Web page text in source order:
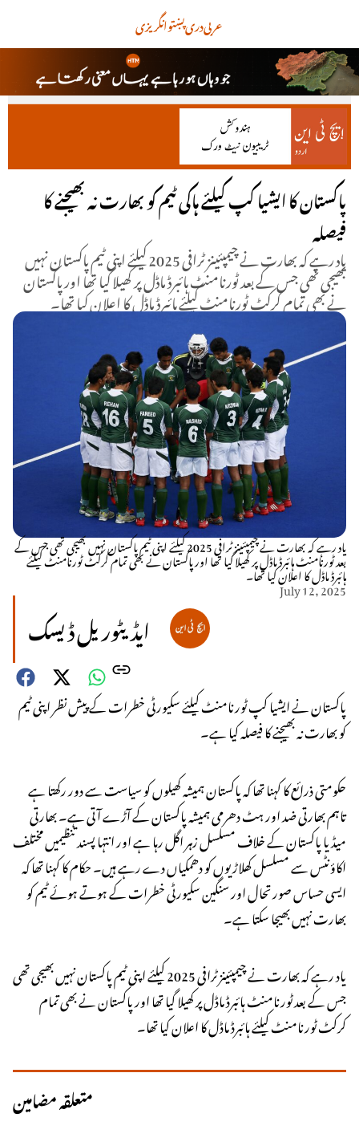
انگریزیپښتودریعربی
پاکستان کا ایشیا کپ کیلئے ہاکی ٹیم کو بھارت نہ بھیجنے کا
فیصلہ
یاد رہے کہ بھارت نے چیمپئینز ٹرافی 2025 کیلئے اپنی ٹیم پاکستان نہیں
بھیجی تھی جس کے بعد ٹورنامنٹ ہائبرڈ ماڈل پر کھیلا گیا تھا اور پاکستان
نے بھی تمام کرکٹ ٹورنامنٹ کیلئے ہائبرڈ ماڈل کا اعلان کیا تھا۔
یاد رہے کہ بھارت نے چیمپئینز ٹرافی 2025 کیلئے اپنی ٹیم پاکستان نہیں بھیجی تھی جس کے
بعد ٹورنامنٹ ہائبرڈ ماڈل پر کھیلا گیا تھا اور پاکستان نے بھی تمام کرکٹ ٹورنامنٹ کیلئے
ہائبرڈ ماڈل کا اعلان کیا تھا۔
July 12, 2025
ایڈیٹوریل ڈیسک
پاکستان نے ایشیا کپ ٹورنامنٹ کیلئے سکیورٹی خطرات کے پیش نظر اپنی ٹیم
کو بھارت نہ بھیجنے کا فیصلہ کیا ہے۔
حکومتی ذرائع کا کہنا تھا کہ پاکستان ہمیشہ کھیلوں کو سیاست سے دور رکھتا ہے
تاہم بھارتی ضد اور ہٹ دھرمی ہمیشہ پاکستان کے آڑے آتی ہے۔ بھارتی
میڈیا پاکستان کے خلاف مسلسل زہر اگل رہا ہے اور انتہا پسند تنظیمیں مختلف
اکاؤنٹس سے مسلسل کھلاڑیوں کو دھمکیاں دے رہے ہیں۔ حکام کا کہنا تھا کہ
ایسی حساس صورتحال اور سنگین سکیورٹی خطرات کے ہوتے ہوئے ٹیم کو
بھارت نہیں بھیجا سکتا ہے۔
یاد رہے کہ بھارت نے چیمپئینز ٹرافی 2025 کیلئے اپنی ٹیم پاکستان نہیں بھیجی تھی
جس کے بعد ٹورنامنٹ ہائبرڈ ماڈل پر کھیلا گیا تھا اور پاکستان نے بھی تمام
کرکٹ ٹورنامنٹ کیلئے ہائبرڈ ماڈل کا اعلان کیا تھا۔
متعلقہ مضامین